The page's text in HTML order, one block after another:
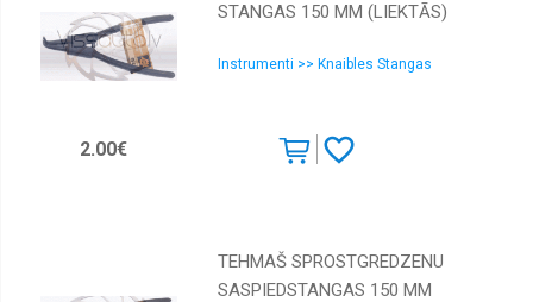
Preses
Vīles
STANGAS 150 MM (LIEKTĀS)
Instrumenti >> Knaibles Stangas
2.00€
TEHMAŠ SPROSTGREDZENU
SASPIEDSTANGAS 150 MM